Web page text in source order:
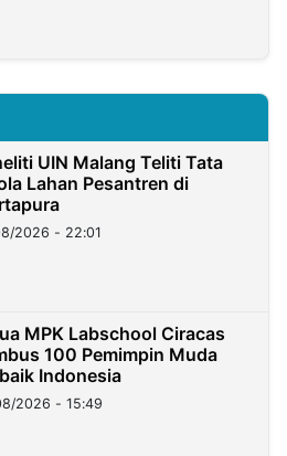
UIN Malang Teliti Tata
Lahan Pesantren di
2026 - 22:01
MPK Labschool Ciracas
100 Pemimpin Muda
Indonesia
2026 - 15:49